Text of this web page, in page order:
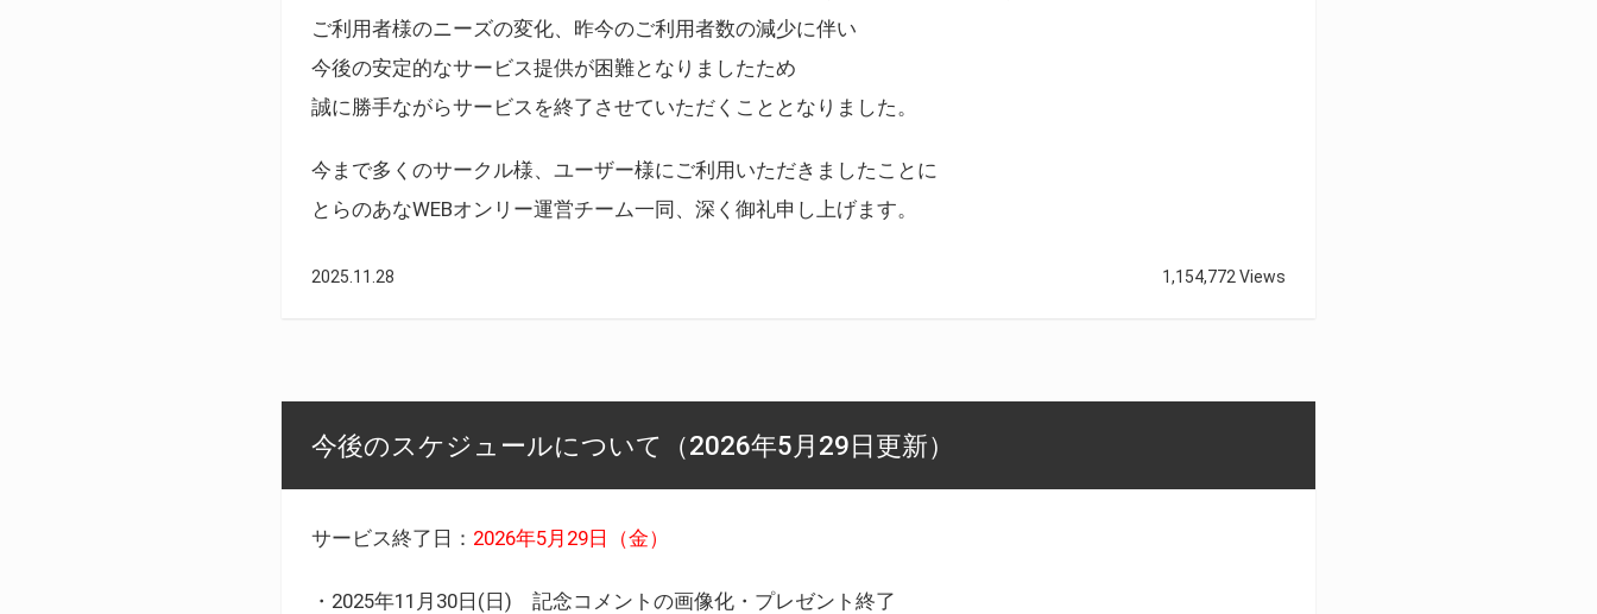
ご利用者様のニーズの変化、昨今のご利用者数の減少に伴い
今後の安定的なサービス提供が困難となりましたため
誠に勝手ながらサービスを終了させていただくこととなりました。
今まで多くのサークル様、ユーザー様にご利用いただきましたことに
とらのあなWEBオンリー運営チーム一同、深く御礼申し上げます。
2025.11.28 1,154,772 Views
今後のスケジュールについて（2026年5月29日更新）
サービス終了日： 2026年5月29日（金）
・2025年11月30日(日) 記念コメントの画像化・プレゼント終了